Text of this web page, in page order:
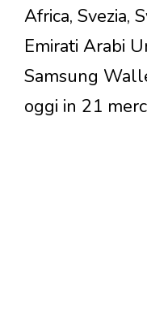
Africa, Svezia,
Emirati Arabi
Samsung
oggi in 21